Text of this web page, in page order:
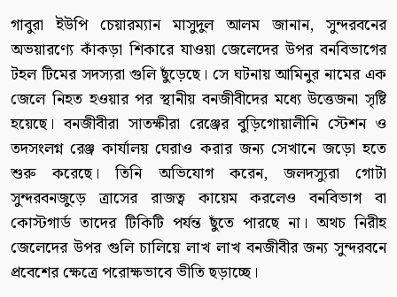
গাবুরা ইউপি চেয়ারম্যান মাসুদুল আলম জানান, সুন্দরবনের
অভয়ারণ্যে কাঁকড়া শিকারে যাওয়া জেলেদের উপর বনবিভাগের
টহল টিমের সদস্যরা গুলি ছুঁড়েছে। সে ঘটনায় আমিনুর নামের এক
জেলে নিহত হওয়ার পর স্থানীয় বনজীবীদের মধ্যে উত্তেজনা সৃষ্টি
হয়েছে। বনজীবীরা সাতক্ষীরা রেঞ্জের বুড়িগোয়ালীনি স্টেশন ও
তদসংলগ্ন রেঞ্জ কার্যালয় ঘেরাও করার জন্য সেখানে জড়ো হতে
শুরু করেছে। তিনি অভিযোগ করেন, জলদস্যুরা গোটা
সুন্দরবনজুড়ে ত্রাসের রাজত্ব কায়েম করলেও বনবিভাগ বা
কোস্টগার্ড তাদের টিকিটি পর্যন্ত ছুঁতে পারছে না। অথচ নিরীহ
জেলেদের উপর গুলি চালিয়ে লাখ লাখ বনজীবীর জন্য সুন্দরবনে
প্রবেশের ক্ষেত্রে পরোক্ষভাবে ভীতি ছড়াচ্ছে।